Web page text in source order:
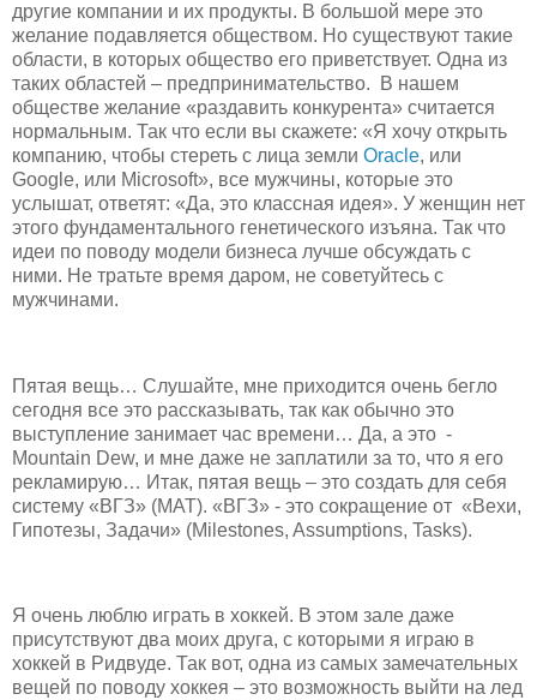
другие компании и их продукты. В большой мере это
желание подавляется обществом. Но существуют такие
области, в которых общество его приветствует. Одна из
таких областей – предпринимательство. В нашем
обществе желание «раздавить конкурента» считается
нормальным. Так что если вы скажете: «Я хочу открыть
компанию, чтобы стереть с лица земли Oracle, или
Google, или Microsoft», все мужчины, которые это
услышат, ответят: «Да, это классная идея». У женщин нет
этого фундаментального генетического изъяна. Так что
идеи по поводу модели бизнеса лучше обсуждать с
ними. Не тратьте время даром, не советуйтесь с
мужчинами.
Пятая вещь… Слушайте, мне приходится очень бегло
сегодня все это рассказывать, так как обычно это
выступление занимает час времени… Да, а это -
Mountain Dew, и мне даже не заплатили за то, что я его
рекламирую… Итак, пятая вещь – это создать для себя
систему «ВГЗ» (MAT). «ВГЗ» - это сокращение от «Вехи,
Гипотезы, Задачи» (Milestones, Assumptions, Tasks).
Я очень люблю играть в хоккей. В этом зале даже
присутствуют два моих друга, с которыми я играю в
хоккей в Ридвуде. Так вот, одна из самых замечательных
вещей по поводу хоккея – это возможность выйти на лед